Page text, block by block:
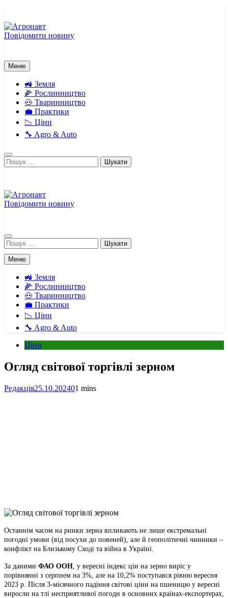
вмісту
Повідомити новину
Меню
🚜 Земля
🌽 Рослинництво
🐽 Тваринництво
💼 Практики
📉 Ціни
🔧 Agro & Auto
Пошук:
Повідомити новину
Пошук:
Меню
🚜 Земля
🌽 Рослинництво
🐽 Тваринництво
💼 Практики
📉 Ціни
🔧 Agro & Auto
Ціни
Огляд світової торгівлі зерном
Редакція25.10.202401 mins
Link
Print
Останнім часом на ринки зерна впливають не лише екстремальні
погодні умови (від посухи до повеней), але й геополітичні чинники –
конфлікт на Близькому Сході та війна в Україні.
За даними ФАО ООН , у вересні індекс цін на зерно виріс у
порівнянні з серпнем на 3%, але на 10,2% поступався рівню вересня
2023 р. Після 3-місячного падіння світові ціни на пшеницю у вересні
виросли на тлі несприятливої погоди в основних країнах-експортерах,